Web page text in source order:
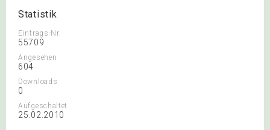
Statistik
Eintrags-Nr.
55709
Angesehen
604
Downloads
0
Aufgeschaltet
25.02.2010